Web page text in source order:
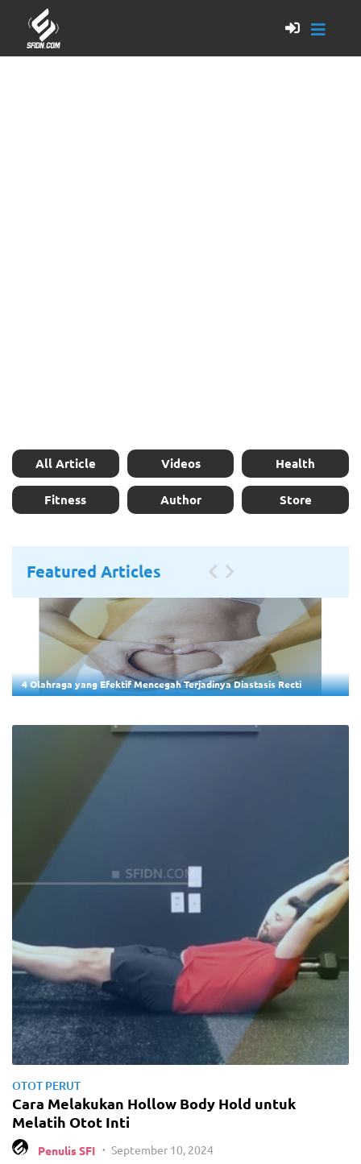
All Article Videos Health
Fitness Author Store
Featured Articles
4 Olahraga yang Efektif Mencegah Terjadinya Diastasis Recti
OTOT PERUT
Cara Melakukan Hollow Body Hold untuk
Melatih Otot Inti
Penulis SFI • September 10, 2024